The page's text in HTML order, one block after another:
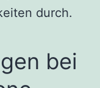
durch.
bei